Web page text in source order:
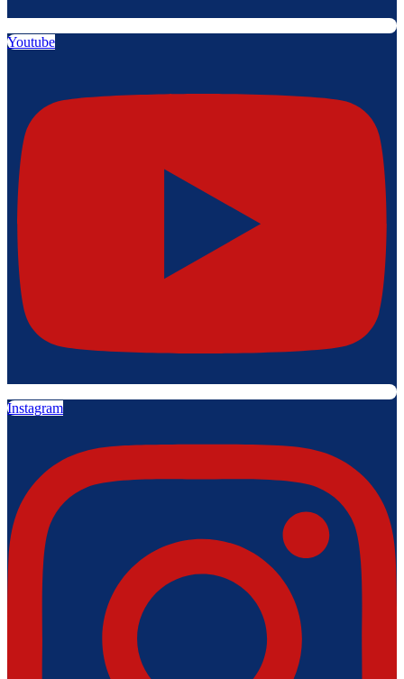
Youtube
Instagram